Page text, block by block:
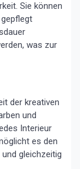
Sie können
was zur
der kreativen
und
Interieur
es den
gleichzeitig